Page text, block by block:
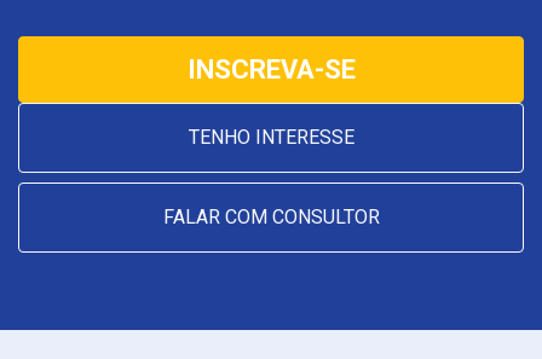
INSCREVA-SE
TENHO INTERESSE
FALAR COM CONSULTOR